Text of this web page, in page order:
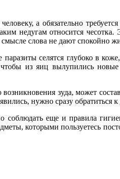
а обязательно
недугам относится чесотка.
слова не дают спокойно
селятся глубоко в
из яиц вылупились
зуда, может
нужно сразу обратиться к
еще и правила
которыми пользуетесь